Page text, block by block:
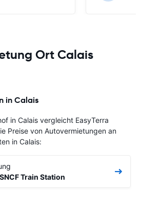
Mobility
Ort Calais
in Calais
in Calais vergleicht EasyTerra
Preise von Autovermietungen an
in Calais:
Train Station